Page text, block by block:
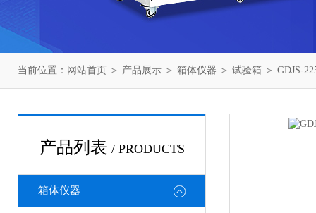
当前位置： 网站首页 ＞ 产品展示 ＞ 箱体仪器 ＞ 试验箱 ＞ GDJS-
产品列表 / PRODUCTS
箱体仪器